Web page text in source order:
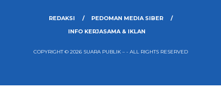
REDAKSI
PEDOMAN MEDIA SIBER
INFO KERJASAMA & IKLAN
COPYRIGHT © 2026 SUARA PUBLIK – - ALL RIGHTS RESERVED